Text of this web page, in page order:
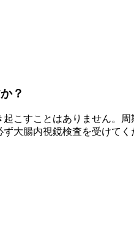
？
こすことはありません。
大腸内視鏡検査を受けて